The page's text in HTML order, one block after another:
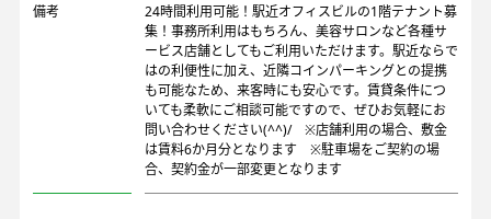
備考
24時間利用可能！駅近オフィスビルの1階テナント募
集！事務所利用はもちろん、美容サロンなど各種サ
ービス店舗としてもご利用いただけます。駅近ならで
はの利便性に加え、近隣コインパーキングとの提携
も可能なため、来客時にも安心です。賃貸条件につ
いても柔軟にご相談可能ですので、ぜひお気軽にお
問い合わせください(^^)/ ※店舗利用の場合、敷金
は賃料6か月分となります ※駐車場をご契約の場
合、契約金が一部変更となります